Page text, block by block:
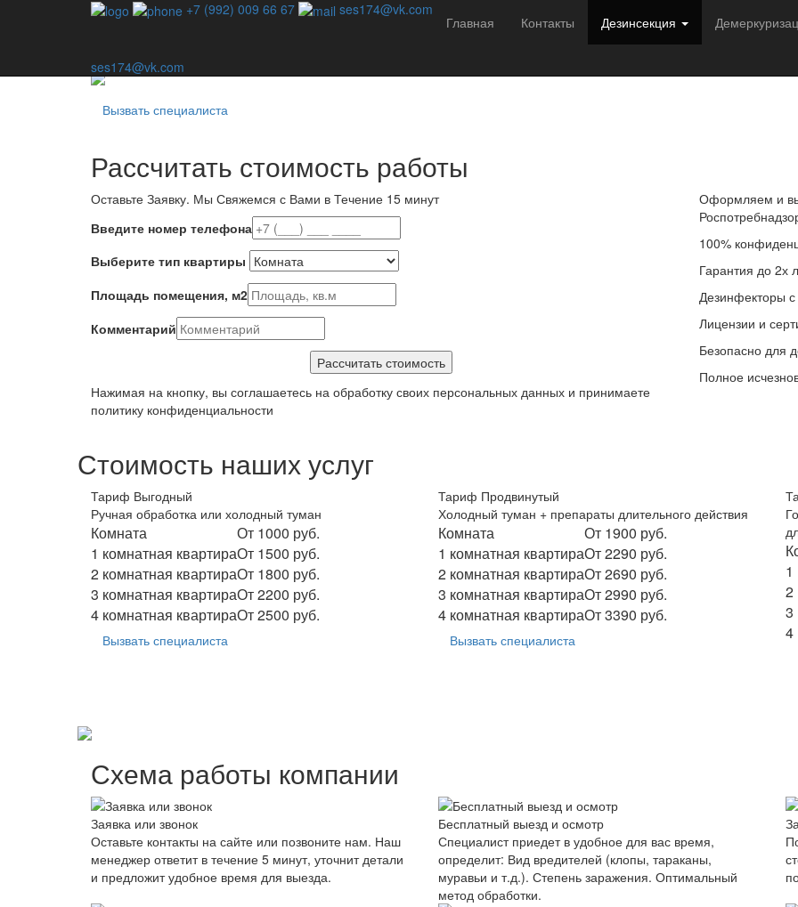
+7 (992) 009 66 67 ses174@vk.com
Главная Контакты Дезинсекция
ses174@vk.com
Профессиональная дезинсекция - единственный способ избавиться от насекомых навсегда!
Наша компания специализируется на уничтожении вредителей в Новороссийске с 2013 года. Мы
Вызвать специалиста
Рассчитать стоимость работы
Оставьте Заявку. Мы Свяжемся с Вами в Течение 15 минут
Введите номер телефона
Выберите тип квартиры
Площадь помещения, м2
Комментарий
Нажимая на кнопку, вы соглашаетесь на обработку своих персональных данных и принимаете
политику конфиденциальности
Оформляем и
100%
Гарантия до 2х
Дезинфекторы
Лицензии и
Безопасно для
Полное
Стоимость наших услуг
Тариф Выгодный
Ручная обработка или холодный туман
Комната
От 1000 руб.
1 комнатная квартираОт 1500 руб.
2 комнатная квартираОт 1800 руб.
3 комнатная квартираОт 2200 руб.
4 комнатная квартираОт 2500 руб.
Вызвать специалиста
Тариф Продвинутый
Холодный туман + препараты длительного действия
Комната
От 1900 руб.
1 комнатная квартираОт 2290 руб.
2 комнатная квартираОт 2690 руб.
3 комнатная квартираОт 2990 руб.
4 комнатная квартираОт 3390 руб.
Вызвать специалиста
1
2
3
4
Схема работы компании
Заявка или звонок
Оставьте контакты на сайте или позвоните нам. Наш
менеджер ответит в течение 5 минут, уточнит детали
и предложит удобное время для выезда.
Бесплатный выезд и осмотр
Специалист приедет в удобное для вас время,
определит: Вид вредителей (клопы, тараканы,
муравьи и т.д.). Степень заражения. Оптимальный
метод обработки.